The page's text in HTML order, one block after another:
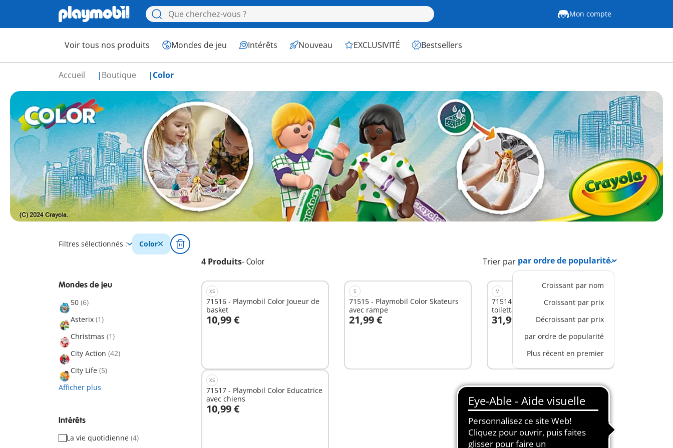
Mon compte
Voir tous nos produits Mondes de jeu Intérêts Nouveau EXCLUSIVITÉ Bestsellers
Accueil Boutique Color
Filtres sélectionnés : Color
4 Produits- Color Trier par
Croissant par nom
Croissant par prix
Décroissant par prix
par ordre de popularité
Plus récent en premier
Mondes de jeu
50 (6)
Asterix (1)
Christmas (1)
City Action (42)
City Life (5)
Afficher plus
Intérêts
La vie quotidienne (4)
XS
71516 - Playmobil Color Joueur de
basket
10,99 €
Au panier
S
71515 - Playmobil Color Skateurs
avec rampe
21,99 €
Au panier
M
71514 - Playmobil Color Salon de
toilettage
31,99 €
Au panier
XS
71517 - Playmobil Color Educatrice
avec chiens
10,99 €
Au panier